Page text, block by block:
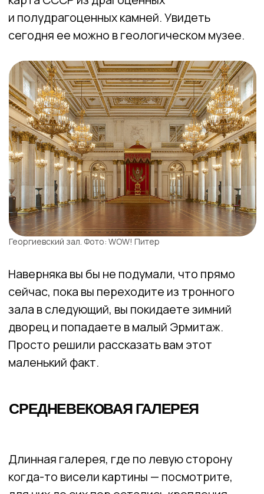
Советская лестница. Фото: WOW! Питер
Проходите дальше. Мы оказались уже
в третьем здании — большой или старый
Эрмитаж. Его фасады тянутся вдоль
набережной Невы. Преимущественно здесь
находится коллекция итальянской
живописи — от раннего Возрождения
до барокко. Есть зал, в котором
мы не можем не остановиться. Здесь
находится настоящее сокровище